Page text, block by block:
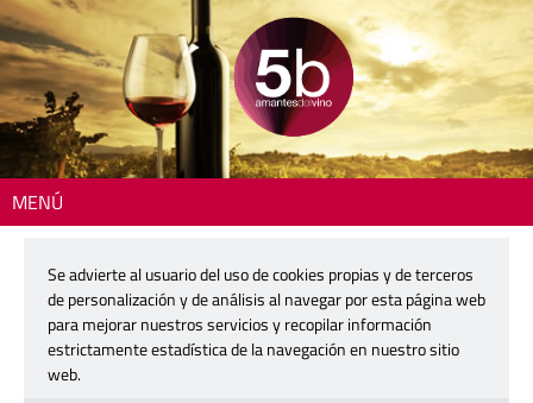
MENÚ
5b-bioparc17
2 mayo, 2018
Se advierte al usuario del uso de cookies propias y de terceros
de personalización y de análisis al navegar por esta página web
para mejorar nuestros servicios y recopilar información
estrictamente estadística de la navegación en nuestro sitio
web.